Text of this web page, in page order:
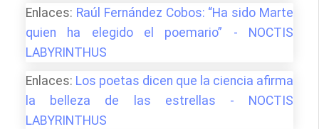
Enlaces: Raúl Fernández Cobos: “Ha sido Marte
quien ha elegido el poemario” - NOCTIS
LABYRINTHUS
Enlaces: Los poetas dicen que la ciencia afirma
la belleza de las estrellas - NOCTIS
LABYRINTHUS